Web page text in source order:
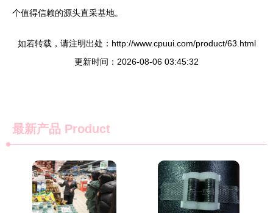
个值得信赖的源头直采基地。
如若转载，请注明出处：http://www.cpuui.com/product/63.html
更新时间：2026-08-06 03:45:32
最新产品 Product